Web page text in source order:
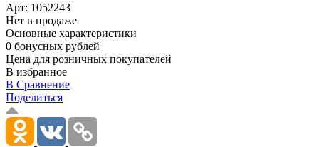
Арт: 1052243
Нет в продаже
Основные характеристики
0 бонусных рублей
Цена для розничных покупателей
В избранное
В Сравнение
Поделиться